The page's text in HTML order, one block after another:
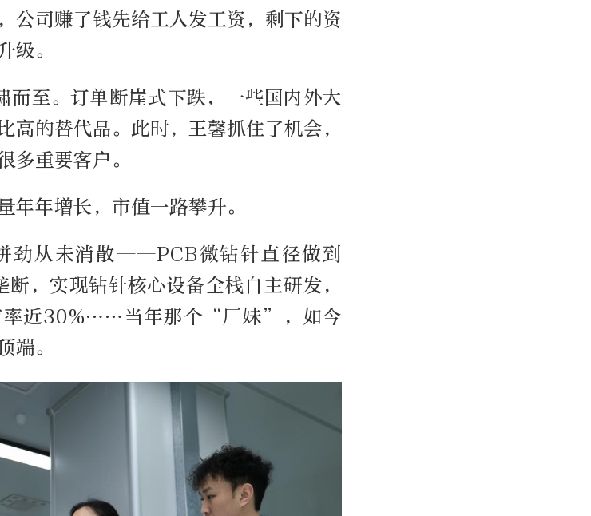
公司赚了钱先给工人发工资，剩下的资
级。
至。订单断崖式下跌，一些国内外大
高的替代品。此时，王馨抓住了机会，
多重要客户。
年年增长，市值一路攀升。
劲从未消散——PCB微钻针直径做到
，实现钻针核心设备全栈自主研发，
率近30%……当年那个“厂妹”，如今
端。